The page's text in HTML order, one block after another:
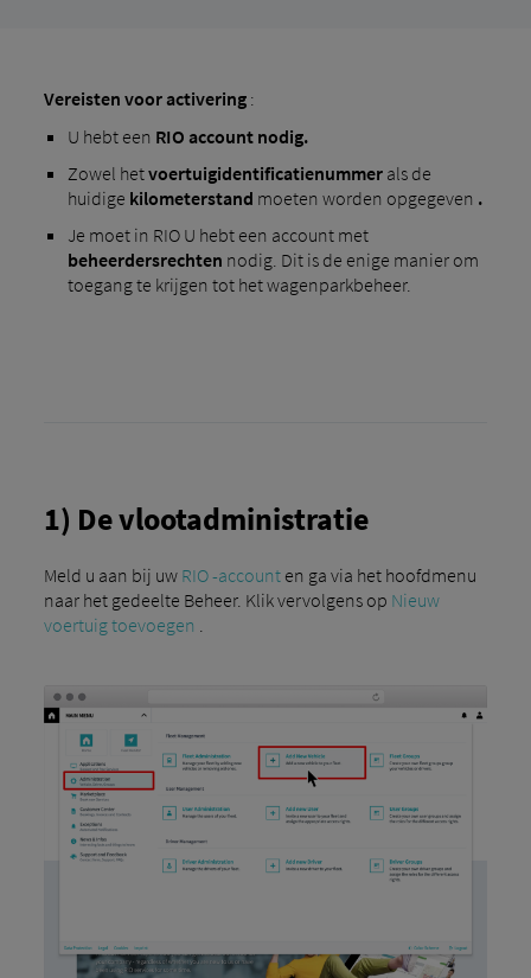
Vereisten voor activering:
U hebt een RIO account nodig.
Zowel hetvoertuigidentificatienummerals de
huidige kilometerstand moeten worden opgegeven .
Je moet in RIO U hebt een account met
beheerdersrechten nodig. Dit is de enige manier om
toegang te krijgen tot het wagenparkbeheer.
1) De vlootadministratie
Meld u aan bij uw RIO -accounten ga via het hoofdmenu
naar het gedeelte Beheer. Klik vervolgens op Nieuw
voertuig toevoegen .